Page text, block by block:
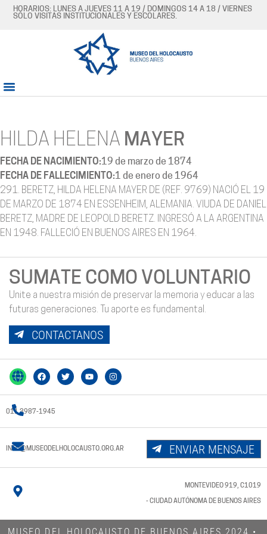
HORARIOS: LUNES A JUEVES 11 A 19 / DOMINGOS 14 A 18 / VIERNES
SÓLO VISITAS INSTITUCIONALES Y ESCOLARES.
HILDA HELENA MAYER
FECHA DE NACIMIENTO:19 de marzo de 1874
FECHA DE FALLECIMIENTO:1 de enero de 1964
291. BERETZ, HILDA HELENA MAYER DE (REF. 9769) NACIÓ EL 19
DE MARZO DE 1874 EN ESSENHEIM, ALEMANIA. VIUDA DE DANIEL
BERETZ, MADRE DE LEOPOLD BERETZ. INGRESÓ A LA ARGENTINA
EN 1948. FALLECIÓ EN BUENOS AIRES EN 1964.
SUMATE COMO VOLUNTARIO
Unite a nuestra misión de preservar la memoria y educar a las
futuras generaciones. Tu aporte es fundamental.
CONTACTANOS
011 3987-1945
INFO@MUSEODELHOLOCAUSTO.ORG.AR ENVIAR MENSAJE
MONTEVIDEO 919, C1019
- CIUDAD AUTÓNOMA DE BUENOS AIRES